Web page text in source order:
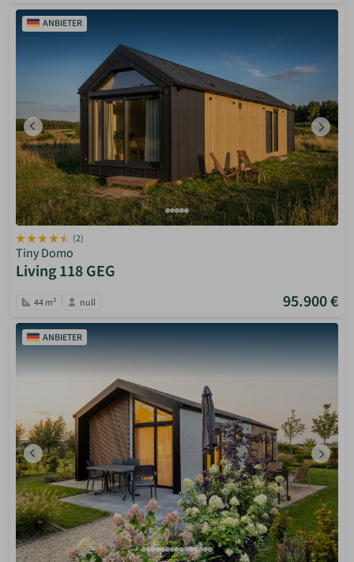
ANBIETER
(2)
Tiny Domo
Living 118 GEG
44 m² null 95.900 €
ANBIETER